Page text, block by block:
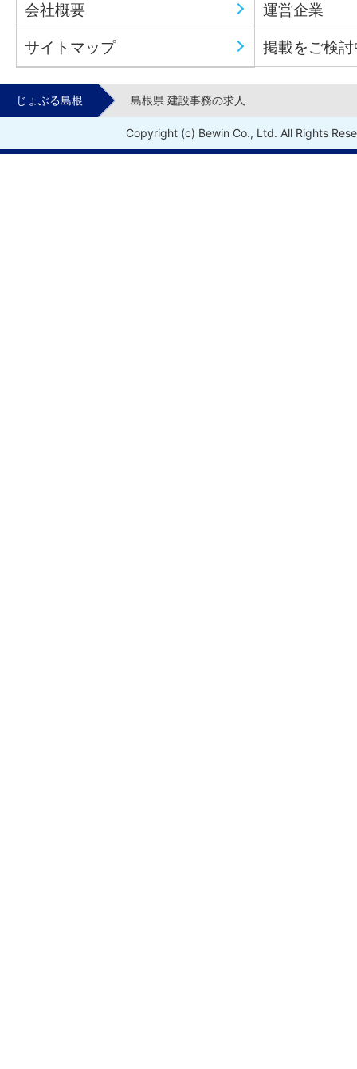
会社概要 運営企業
サイトマップ 掲載をご検
じょぶる島根 島根県 建設事務の求人
Copyright (c) Bewin Co., Ltd. All Rights